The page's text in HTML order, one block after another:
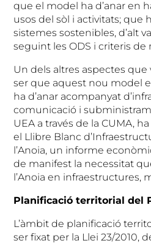
que el model ha d’anar en
usos del sòl i activitats; que
sistemes sostenibles, d’alt
seguint les ODS i criteris
Un dels altres aspectes que
ser que aquest nou model
ha d’anar acompanyat
comunicació i
UEA a través de la CUMA,
el Llibre Blanc
l’Anoia, un informe
de manifest la necessitat
l’Anoia en infraestructures,
Planificació territorial del
L’àmbit de planificació
ser fixat per la Llei 23/2010,